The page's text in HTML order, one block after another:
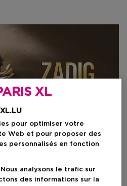
XL
pour optimiser votre
Web et pour proposer des
personnalisés en fonction
analysons le trafic sur
des informations sur la